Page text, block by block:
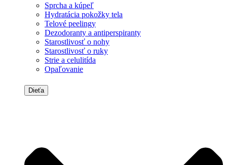
Sprcha a kúpeľ
Hydratácia pokožky tela
Telové peelingy
Dezodoranty a antiperspiranty
Starostlivosť o nohy
Starostlivosť o ruky
Strie a celulitída
Opaľovanie
Dieťa